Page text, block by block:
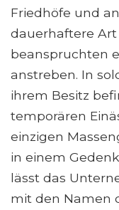
Friedhöfe und
dauerhaftere
beanspruchten
anstreben. In
ihrem Besitz
temporären
einzigen
in einem
lässt das
mit den Namen